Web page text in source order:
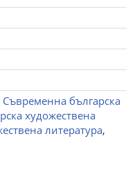
Съвременна българска
художествена
литература,